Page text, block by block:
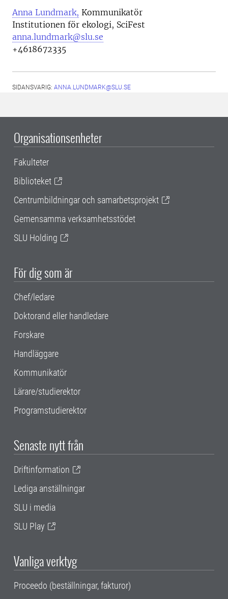
Anna Lundmark, Kommunikatör
Institutionen för ekologi, SciFest
anna.lundmark@slu.se
+4618672335
SIDANSVARIG: ANNA.LUNDMARK@SLU.SE
Organisationsenheter
Fakulteter
Biblioteket
Centrumbildningar och samarbetsprojekt
Gemensamma verksamhetsstödet
SLU Holding
För dig som är
Chef/ledare
Doktorand eller handledare
Forskare
Handläggare
Kommunikatör
Lärare/studierektor
Programstudierektor
Senaste nytt från
Driftinformation
Lediga anställningar
SLU i media
SLU Play
Vanliga verktyg
Proceedo (beställningar, fakturor)